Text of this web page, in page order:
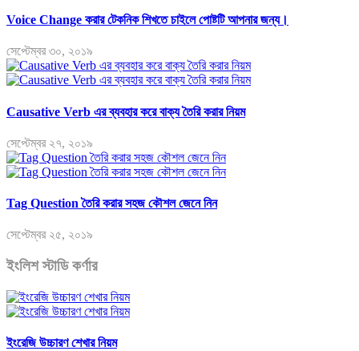
Voice Change করার টেকনিক শিখতে চাইলে পোষ্টটি আপনার জন্য।
সেপ্টেম্বর ৩০, ২০১৯
Causative Verb এর ব্যবহার করে বাক্য তৈরি করার নিয়ম
সেপ্টেম্বর ২৭, ২০১৯
Tag Question তৈরি করার সহজ কৌশল জেনে নিন
সেপ্টেম্বর ২৫, ২০১৯
ইংলিশ স্টাডি কর্ণার
ইংরেজি উচ্চারণ শেখার নিয়ম